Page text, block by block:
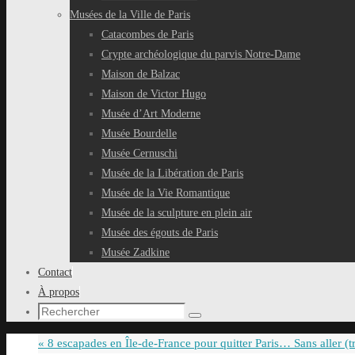
Musées de la Ville de Paris
Catacombes de Paris
Crypte archéologique du parvis Notre-Dame
Maison de Balzac
Maison de Victor Hugo
Musée d’Art Moderne
Musée Bourdelle
Musée Cernuschi
Musée de la Libération de Paris
Musée de la Vie Romantique
Musée de la sculpture en plein air
Musée des égouts de Paris
Musée Zadkine
Contact
À propos
Recherche
:
Rechercher
« 8 escapades en Île-de-France pour quitter Paris… Sans aller